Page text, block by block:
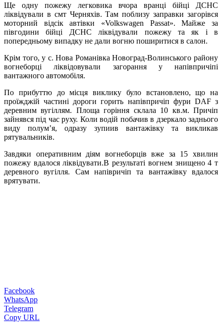
Ще одну пожежу легковика вчора вранці бійці ДСНС
ліквідували в смт Черняхів. Там поблизу заправки загорівся
моторний відсік автівки «Volkswagen Passat». Майже за
півгодини бійці ДСНС ліквідували пожежу та як і в
попередньому випадку не дали вогню поширитися в салон.
Крім того, у с. Нова Романівка Новоград-Волинського району
вогнеборці ліквідовували загорання у напівпричіпі
вантажного автомобіля.
По прибуттю до місця виклику було встановлено, що на
проїжджій частині дороги горить напівпричіп фури DAF з
деревним вугіллям. Площа горіння склала 10 кв.м. Причіп
зайнявся під час руху. Коли водій побачив в дзеркало заднього
виду полум’я, одразу зупиив вантажівку та викликав
рятувальників.
Завдяки оперативним діям вогнеборців вже за 15 хвилин
пожежу вдалося ліквідувати.В результаті вогнем знищено 4 т
деревного вугілля. Сам напівричіп та вантажівку вдалося
врятувати.
Facebook
WhatsApp
Telegram
Copy URL